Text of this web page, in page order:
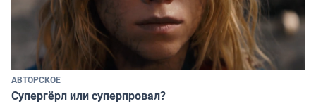
АВТОРСКОЕ
Супергёрл или суперпровал?